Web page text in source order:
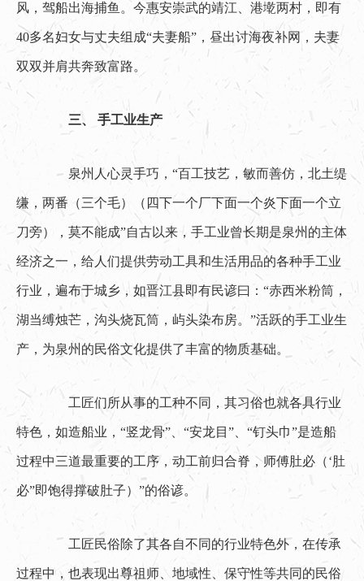
风，驾船出海捕鱼。今惠安崇武的靖江、港墘两村，即有
40多名妇女与丈夫组成“夫妻船”，昼出讨海夜补网，夫妻
双双并肩共奔致富路。
三、 手工业生产
泉州人心灵手巧，“百工技艺，敏而善仿，北土缇
缣，两番（三个毛）（四下一个厂下面一个炎下面一个立
刀旁），莫不能成”自古以来，手工业曾长期是泉州的主体
经济之一，给人们提供劳动工具和生活用品的各种手工业
行业，遍布于城乡，如晋江县即有民谚曰：“赤西米粉筒，
湖当缚烛芒，沟头烧瓦筒，屿头染布房。”活跃的手工业生
产，为泉州的民俗文化提供了丰富的物质基础。
工匠们所从事的工种不同，其习俗也就各具行业
特色，如造船业，“竖龙骨”、“安龙目”、“钉头巾”是造船
过程中三道最重要的工序，动工前归合脊，师傅肚必（‘肚
必”即饱得撑破肚子）”的俗谚。
工匠民俗除了其各自不同的行业特色外，在传承
过程中，也表现出尊祖师、地域性、保守性等共同的民俗